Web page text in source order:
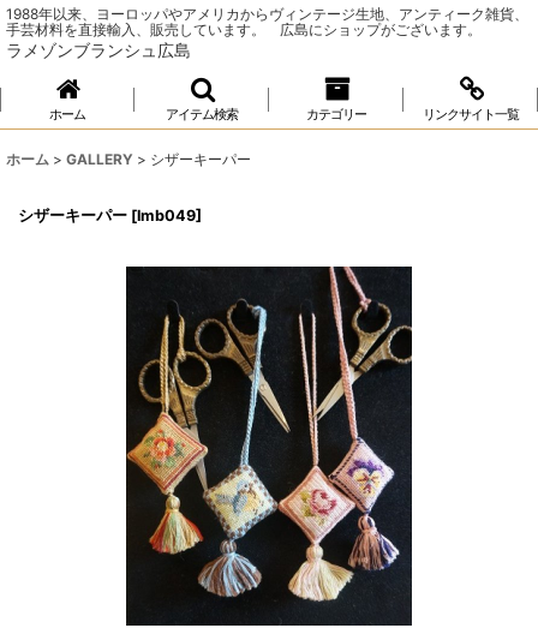
1988年以来、ヨーロッパやアメリカからヴィンテージ生地、アンティーク雑貨、
手芸材料を直接輸入、販売しています。 広島にショップがございます。
ラメゾンブランシュ広島
ホーム アイテム検索 カテゴリー リンクサイト一覧
ホーム > GALLERY > シザーキーパー
シザーキーパー [lmb049]